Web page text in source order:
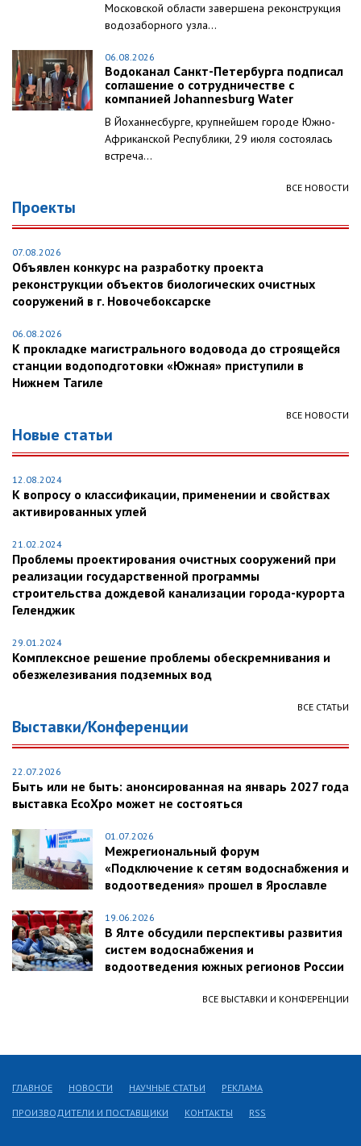
Московской области завершена реконструкция
водозаборного узла...
06.08.2026
Водоканал Санкт-Петербурга подписал
соглашение о сотрудничестве с
компанией Johannesburg Water
В Йоханнесбурге, крупнейшем городе Южно-
Африканской Республики, 29 июля состоялась
встреча...
ВСЕ НОВОСТИ
Проекты
07.08.2026
Объявлен конкурс на разработку проекта
реконструкции объектов биологических очистных
сооружений в г. Новочебоксарске
06.08.2026
К прокладке магистрального водовода до строящейся
станции водоподготовки «Южная» приступили в
Нижнем Тагиле
ВСЕ НОВОСТИ
Новые статьи
12.08.2024
К вопросу о классификации, применении и свойствах
активированных углей
21.02.2024
Проблемы проектирования очистных сооружений при
реализации государственной программы
строительства дождевой канализации города-курорта
Геленджик
29.01.2024
Комплексное решение проблемы обескремнивания и
обезжелезивания подземных вод
ВСЕ СТАТЬИ
Выставки/Конференции
22.07.2026
Быть или не быть: анонсированная на январь 2027 года
выставка EcoXpo может не состояться
01.07.2026
Межрегиональный форум
«Подключение к сетям водоснабжения и
водоотведения» прошел в Ярославле
19.06.2026
В Ялте обсудили перспективы развития
систем водоснабжения и
водоотведения южных регионов России
ВСЕ ВЫСТАВКИ И КОНФЕРЕНЦИИ
ГЛАВНОЕ НОВОСТИ НАУЧНЫЕ СТАТЬИ РЕКЛАМА
ПРОИЗВОДИТЕЛИ И ПОСТАВЩИКИ КОНТАКТЫ RSS